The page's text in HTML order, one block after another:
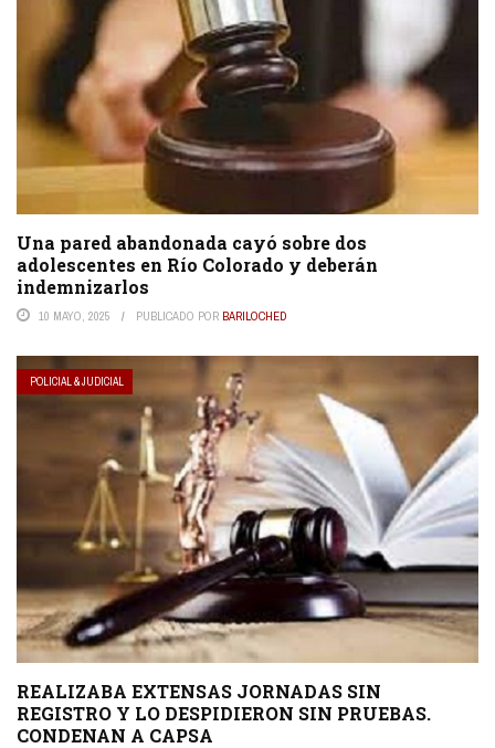
Una pared abandonada cayó sobre dos
adolescentes en Río Colorado y deberán
indemnizarlos
10 MAYO, 2025 PUBLICADO POR BARILOCHED
POLICIAL & JUDICIAL
REALIZABA EXTENSAS JORNADAS SIN
REGISTRO Y LO DESPIDIERON SIN PRUEBAS.
CONDENAN A CAPSA